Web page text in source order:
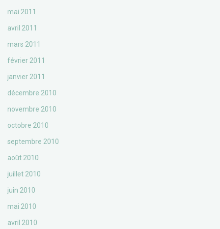
mai 2011
avril 2011
mars 2011
février 2011
janvier 2011
décembre 2010
novembre 2010
octobre 2010
septembre 2010
août 2010
juillet 2010
juin 2010
mai 2010
avril 2010